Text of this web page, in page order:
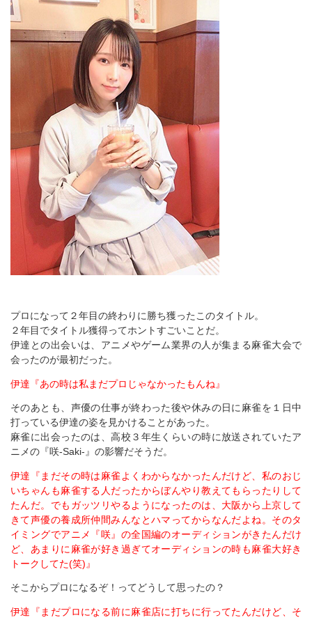
プロになって２年目の終わりに勝ち獲ったこのタイトル。
２年目でタイトル獲得ってホントすごいことだ。
伊達との出会いは、アニメやゲーム業界の人が集まる麻雀大会で
会ったのが最初だった。
伊達『あの時は私まだプロじゃなかったもんね』
そのあとも、声優の仕事が終わった後や休みの日に麻雀を１日中
打っている伊達の姿を見かけることがあった。
麻雀に出会ったのは、高校３年生くらいの時に放送されていたア
ニメの『咲‐Saki‐』の影響だそうだ。
伊達『まだその時は麻雀よくわからなかったんだけど、私のおじ
いちゃんも麻雀する人だったからぼんやり教えてもらったりして
たんだ。でもガッツリやるようになったのは、大阪から上京して
きて声優の養成所仲間みんなとハマってからなんだよね。そのタ
イミングでアニメ『咲』の全国編のオーディションがきたんだけ
ど、あまりに麻雀が好き過ぎてオーディションの時も麻雀大好き
トークしてた(笑)』
そこからプロになるぞ！ってどうして思ったの？
伊達『まだプロになる前に麻雀店に打ちに行ってたんだけど、そ